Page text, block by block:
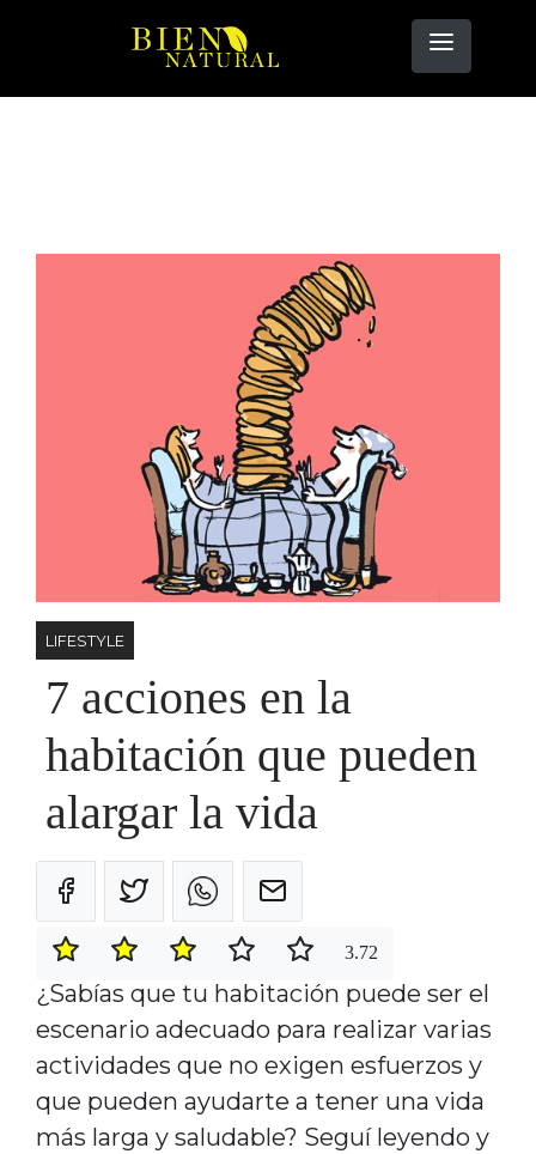
LIFESTYLE
7 acciones en la
habitación que pueden
alargar la vida
3.72
¿Sabías que tu habitación puede ser el
escenario adecuado para realizar varias
actividades que no exigen esfuerzos y
que pueden ayudarte a tener una vida
más larga y saludable? Seguí leyendo y